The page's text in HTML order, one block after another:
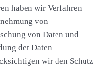
haben wir Verfahren
von
von Daten und
der Daten
wir den Schutz